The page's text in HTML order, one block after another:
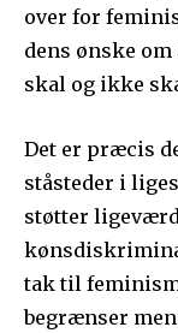
over for
dens ønske
skal og ikke
Det er præcis
ståsteder i
støtter
tak til
begrænser